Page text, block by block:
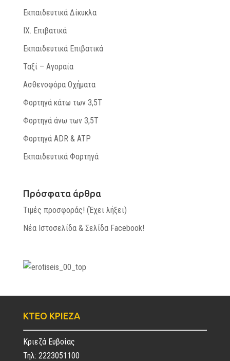
Εκπαιδευτικά Δίκυκλα
ΙΧ. Επιβατικά
Εκπαιδευτικά Επιβατικά
Ταξί – Αγοραία
Ασθενοφόρα Οχήματα
Φορτηγά κάτω των 3,5Τ
Φορτηγά άνω των 3,5Τ
Φορτηγά ADR & ATP
Εκπαιδευτικά Φορτηγά
Πρόσφατα άρθρα
Τιμές προσφοράς! (Έχει λήξει)
Νέα Ιστοσελίδα & Σελίδα Facebook!
ΚΤΕΟ ΚΡΙΕΖΑ
Κριεζά Ευβοίας
Τηλ: 2223051100